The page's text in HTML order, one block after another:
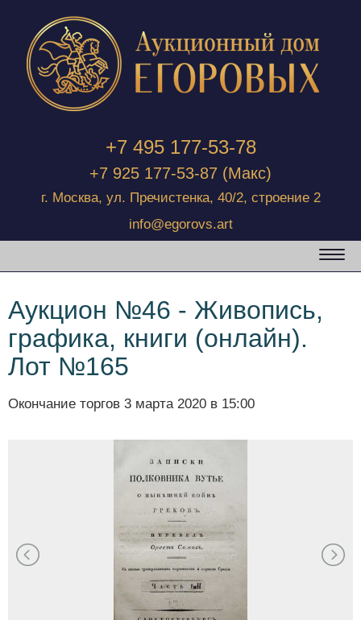
+7 495 177-53-78
+7 925 177-53-87 (Макс)
г. Москва, ул. Пречистенка, 40/2, строение 2
info@egorovs.art
Аукцион №46 - Живопись,
графика, книги (онлайн).
Лот №165
Окончание торгов 3 марта 2020 в 15:00